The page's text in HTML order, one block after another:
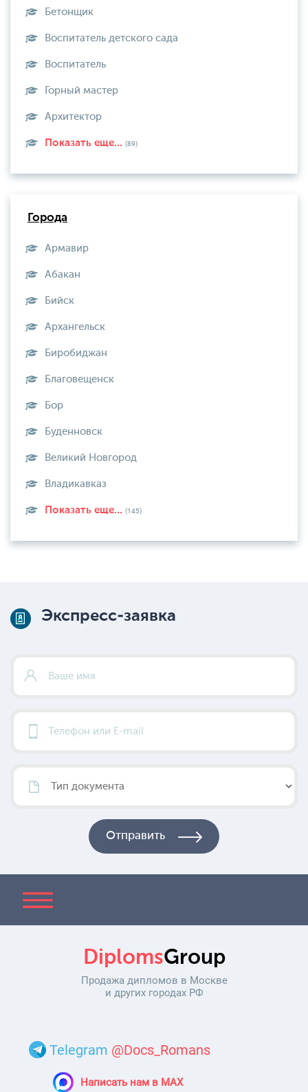
Бетонщик
Воспитатель детского сада
Воспитатель
Горный мастер
Архитектор
Показать еще... (89)
Города
Армавир
Абакан
Бийск
Архангельск
Биробиджан
Благовещенск
Бор
Буденновск
Великий Новгород
Владикавказ
Показать еще... (145)
Экспресс-заявка
DiplomsGroup
Продажа дипломов в Москве
и других городах РФ
Telegram @Docs_Romans
Написать нам в MAX